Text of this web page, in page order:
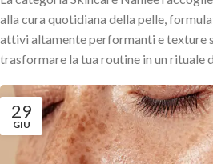
alla cura quotidiana della pelle,
attivi altamente performanti e texture
trasformare la tua routine in un rituale
29
GIU